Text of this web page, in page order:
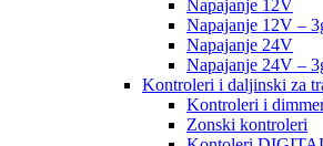
Napajanje 12V
Napajanje 12V –
Napajanje 24V
Napajanje 24V –
Kontroleri i daljinski za
Kontroleri i
Zonski kontroleri